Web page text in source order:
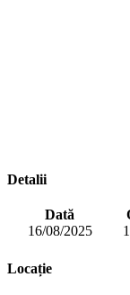
Detalii
Dată
16/08/2025
Locație